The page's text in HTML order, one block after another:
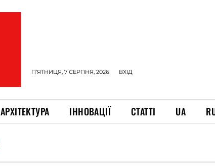
П’ЯТНИЦЯ, 7 СЕРПНЯ, 2026 ВХІД
АРХІТЕКТУРА ІННОВАЦІЇ СТАТТІ UA